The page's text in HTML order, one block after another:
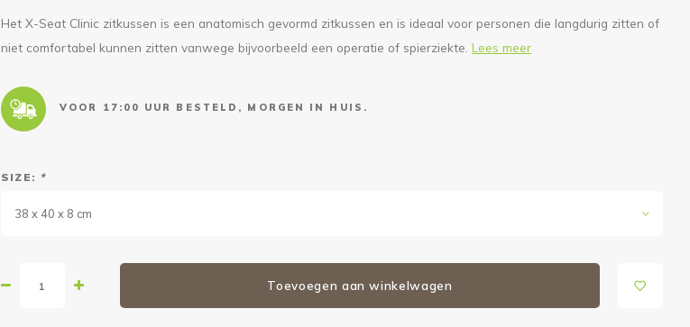
Het X-Seat Clinic zitkussen is een anatomisch gevormd zitkussen en is ideaal voor personen die langdurig zitten of
niet comfortabel kunnen zitten vanwege bijvoorbeeld een operatie of spierziekte. Lees meer
VOOR 17:00 UUR BESTELD, MORGEN IN HUIS.
SIZE: *
38 x 40 x 8 cm
Toevoegen aan winkelwagen